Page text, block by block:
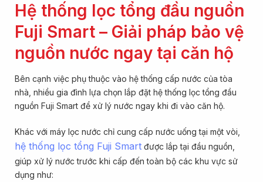
Hệ thống lọc tổng đầu nguồn
Fuji Smart – Giải pháp bảo vệ
nguồn nước ngay tại căn hộ
Bên cạnh việc phụ thuộc vào hệ thống cấp nước của tòa
nhà, nhiều gia đình lựa chọn lắp đặt hệ thống lọc tổng đầu
nguồn Fuji Smart để xử lý nước ngay khi đi vào căn hộ.
Khác với máy lọc nước chỉ cung cấp nước uống tại một vòi,
hệ thống lọc tổng Fuji Smart được lắp tại đầu nguồn,
giúp xử lý nước trước khi cấp đến toàn bộ các khu vực sử
dụng như: